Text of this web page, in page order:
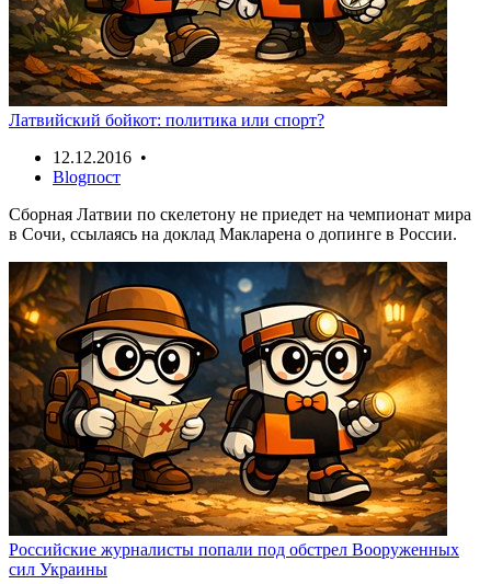
Латвийский бойкот: политика или спорт?
12.12.2016 •
Blogпост
Сборная Латвии по скелетону не приедет на чемпионат мира
в Сочи, ссылаясь на доклад Макларена о допинге в России.
Российские журналисты попали под обстрел Вооруженных
сил Украины